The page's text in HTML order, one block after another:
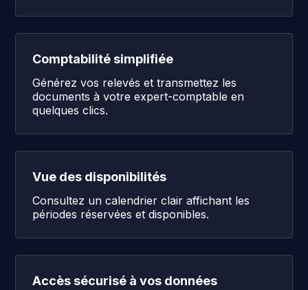
Comptabilité simplifiée
Générez vos relevés et transmettez les
documents à votre expert-comptable en
quelques clics.
Vue des disponibilités
Consultez un calendrier clair affichant les
périodes réservées et disponibles.
Accès sécurisé à vos données